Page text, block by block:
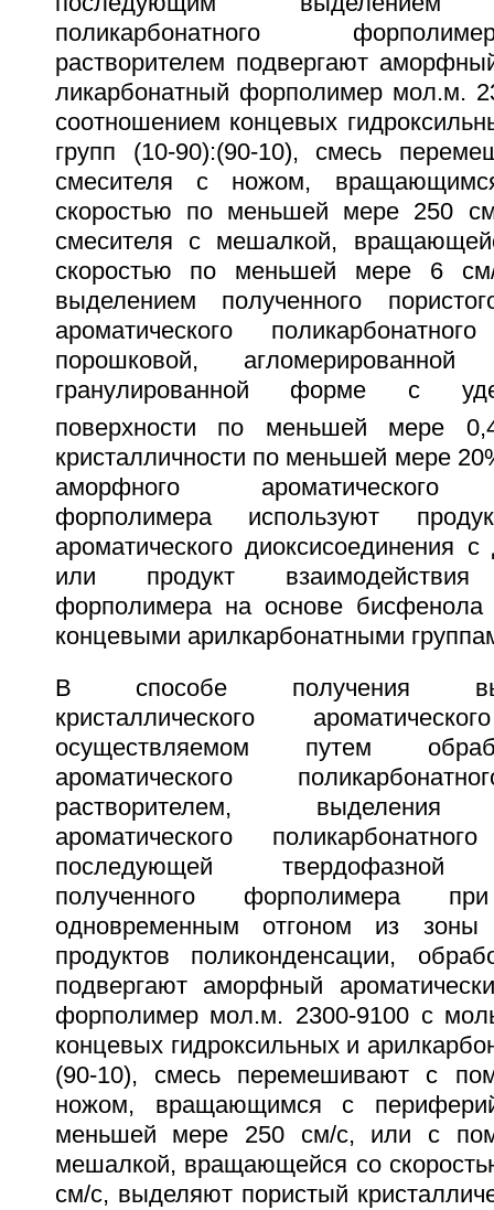
поликарбонатного
растворителем подвергают
ликарбонатный форполимер мол.м.
соотношением концевых
групп (10-90):(90-10), смесь
смесителя с ножом,
скоростью по меньшей мере 250
смесителя с мешалкой,
скоростью по меньшей мере 6
выделением полученного
ароматического
порошковой,
гранулированной форме с
поверхности по меньшей мере
кристалличности по меньшей мере
аморфного ароматического
форполимера используют
ароматического диоксисоединения
или продукт взаимодействия
форполимера на основе
концевыми арилкарбонатными
В способе получения
кристаллического
осуществляемом путем
ароматического
растворителем, выделения
ароматического
последующей твердофазной
полученного форполимера
одновременным отгоном из зоны
продуктов поликонденсации,
подвергают аморфный
форполимер мол.м. 2300-9100 с
концевых гидроксильных и
(90-10), смесь перемешивают с
ножом, вращающимся с
меньшей мере 250 см/с, или с
мешалкой, вращающейся со
см/с, выделяют пористый